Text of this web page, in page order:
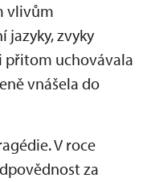
vlivům
jazyky, zvyky
přitom uchovávala
vnášela do
V roce
za